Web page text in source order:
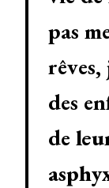
pas
des
de